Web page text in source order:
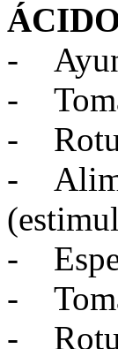
-
-
-
-
-
-
-